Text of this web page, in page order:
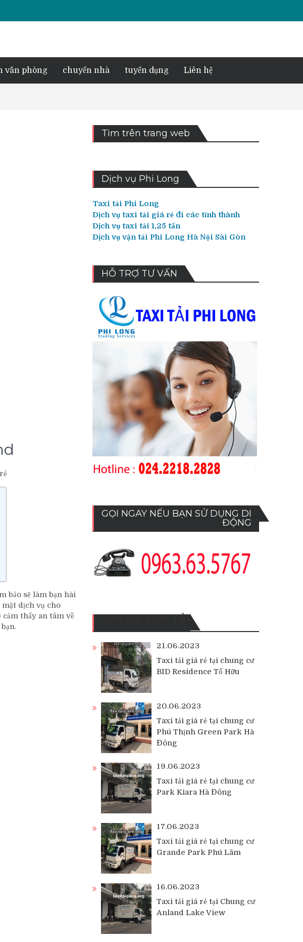
văn phòng chuyển nhà tuyển dụng Liên hệ
bảo sẽ làm bạn hài
dịch vụ cho
thấy an tâm về
Tìm trên trang web
Dịch vụ Phi Long
Taxi tải Phi Long
Dịch vụ taxi tải giá rẻ đi các tỉnh thành
Dịch vụ taxi tải 1,25 tấn
Dịch vụ vận tải Phi Long Hà Nội Sài Gòn
HỖ TRỢ TƯ VẤN
GỌI NGAY NẾU BẠN SỬ DỤNG DI
ĐỘNG
21.06.2023
Taxi tải giá rẻ tại chung cư
BID Residence Tố Hữu
20.06.2023
Taxi tải giá rẻ tại chung cư
Phú Thịnh Green Park Hà
Đông
19.06.2023
Taxi tải giá rẻ tại chung cư
Park Kiara Hà Đông
17.06.2023
Taxi tải giá rẻ tại chung cư
Grande Park Phú Lãm
16.06.2023
Taxi tải giá rẻ tại Chung cư
Anland Lake View